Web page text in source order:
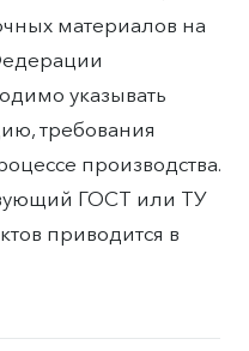
материалов на
указывать
требования
производства.
ГОСТ или ТУ
приводится в